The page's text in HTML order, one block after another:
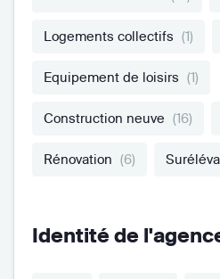
Logements collectifs (1)
Equipement de loisirs (1)
Construction neuve (16)
Rénovation (6)
Identité de